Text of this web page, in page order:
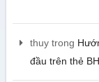
thuytrong
đầu trên thẻ